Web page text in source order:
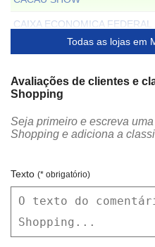
CAIXA ECONOMICA FEDERAL
CAMISARIA COLOMBO
CARMEN STEFFENS
CASA LOTÉRICA
CHILLI BEANS
CLARO
COLCCI
CONTAINER DENIM
Todas as lojas em
Avaliações de clientes e
Shopping
Seja primeiro e escreva
Shopping e adiciona a
Texto (* obrigatório)